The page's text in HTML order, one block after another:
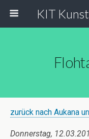
zurück nach Aukana
Donnerstag,